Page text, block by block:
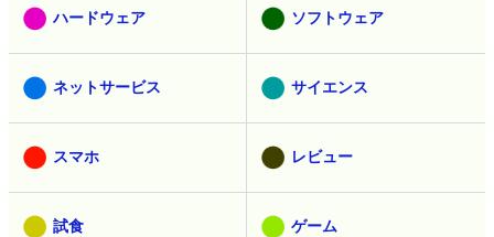
ハードウェア ソフトウェア
ネットサービス サイエンス
スマホ レビュー
試食 ゲーム